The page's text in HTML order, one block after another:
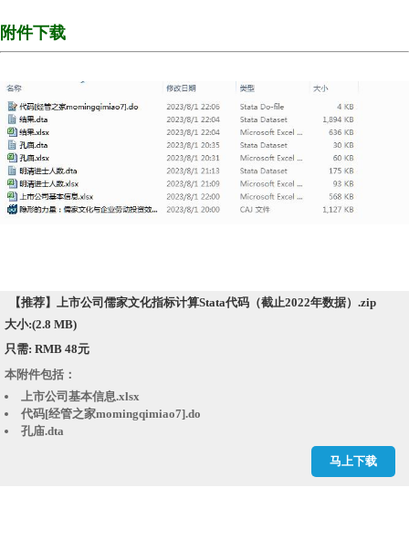
附件下载
【推荐】上市公司儒家文化指标计算Stata代码（截止2022年数据）.zip
大小:(2.8 MB)
只需: RMB 48元
马上下载
本附件包括：
上市公司基本信息.xlsx
代码[经管之家momingqimiao7].do
孔庙.dta